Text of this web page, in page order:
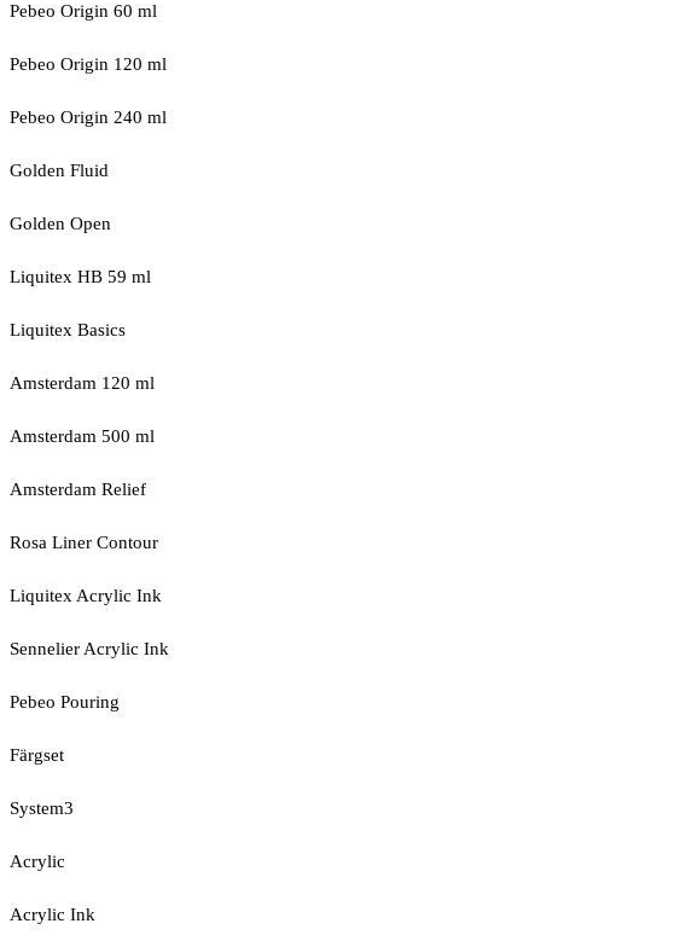
Pebeo Origin 60 ml
Pebeo Origin 120 ml
Pebeo Origin 240 ml
Golden Fluid
Golden Open
Liquitex HB 59 ml
Liquitex Basics
Amsterdam 120 ml
Amsterdam 500 ml
Amsterdam Relief
Rosa Liner Contour
Liquitex Acrylic Ink
Sennelier Acrylic Ink
Pebeo Pouring
Färgset
System3
Acrylic
Acrylic Ink